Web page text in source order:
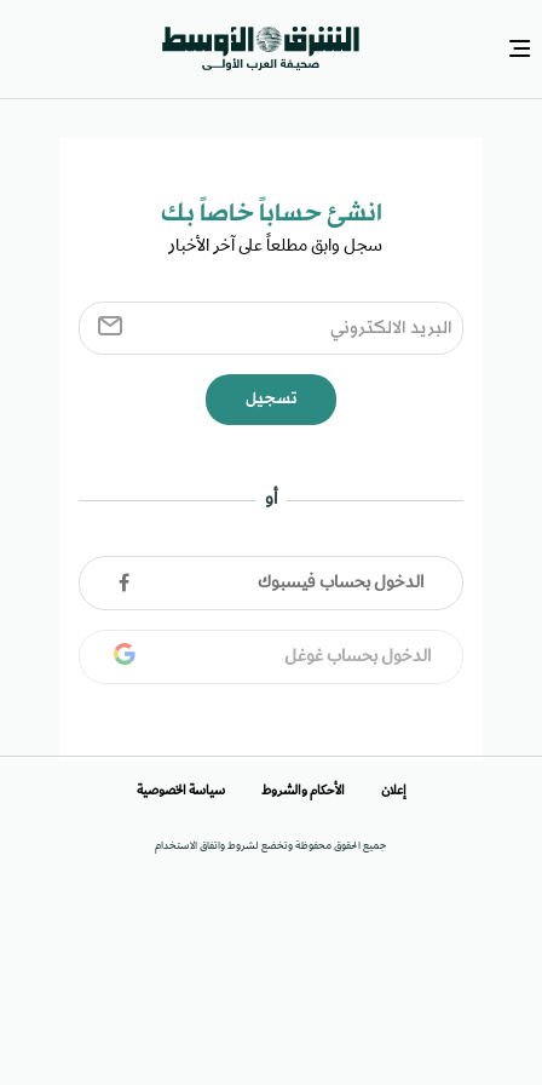
انشئ حساباً خاصاً بك​
سجل وابق مطلعاً على آخر الأخبار ​
تسجيل
أو
الدخول بحساب فيسبوك
الدخول بحساب غوغل
جميع الحقوق محفوظة وتخضع لشروط واتفاق الاستخدام
إعلان الأحكام والشروط سياسة الخصوصية